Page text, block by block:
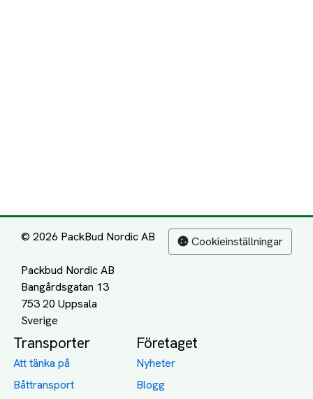
© 2026 PackBud Nordic AB
Packbud Nordic AB
Bangårdsgatan 13
753 20 Uppsala
Cookieinställningar
Transporter
Att tänka på
Båttransport
Företaget
Nyheter
Blogg